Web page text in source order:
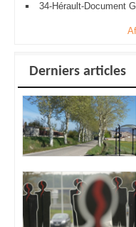
34-Hérault-Document
Derniers articles